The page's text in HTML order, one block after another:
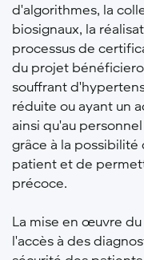
d'algorithmes, la
biosignaux, la
processus de
du projet
souffrant
réduite ou ayant un
ainsi qu'au
grâce à la
patient et de
précoce.
La mise en œuvre
l'accès à des